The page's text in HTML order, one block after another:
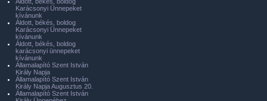
Karácsonyi Ünnepeket
kívánunk
Áldott, békés, boldog
Karácsonyi Ünnepeket
kívánunk
Áldott, békés, boldog
karácsonyi ünnepeket
kívánunk
Államalapító Szent István
Király Napja
Államalapító Szent István
Király Napja Augusztus 20.
Államalapító Szent István